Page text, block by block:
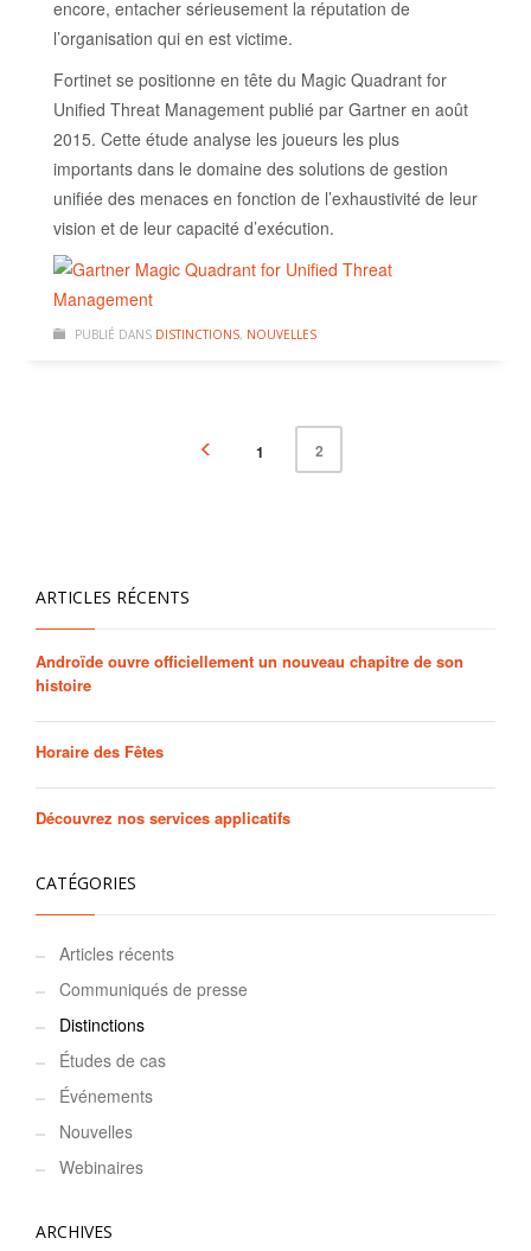
encore, entacher sérieusement la réputation de
l’organisation qui en est victime.
Fortinet se positionne en tête du Magic Quadrant for
Unified Threat Management publié par Gartner en août
2015. Cette étude analyse les joueurs les plus
importants dans le domaine des solutions de gestion
unifiée des menaces en fonction de l’exhaustivité de leur
vision et de leur capacité d’exécution.
PUBLIÉ DANS DISTINCTIONS, NOUVELLES
1 2
ARTICLES RÉCENTS
Androïde ouvre officiellement un nouveau chapitre de son
histoire
Horaire des Fêtes
Découvrez nos services applicatifs
CATÉGORIES
Articles récents
Communiqués de presse
Distinctions
Études de cas
Événements
Nouvelles
Webinaires
ARCHIVES